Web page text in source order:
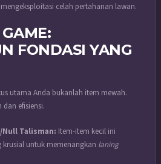
celah pertahanan lawan.
GAME:
FONDASI YANG
utama Anda bukanlah item mewah.
efisiensi.
Null Talisman: Item-item kecil ini
untuk memenangkan laning